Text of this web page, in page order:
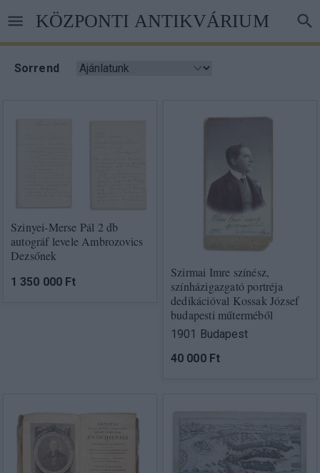
tartalomra
KÖZPONTI ANTIKVÁRIUM
Sorrend
Szinyei-Merse Pál 2 db
autográf levele Ambrozovics
Dezsőnek
1 350 000 Ft
Szirmai Imre színész,
színházigazgató portréja
dedikációval Kossak József
budapesti műterméből
1901 Budapest
40 000 Ft